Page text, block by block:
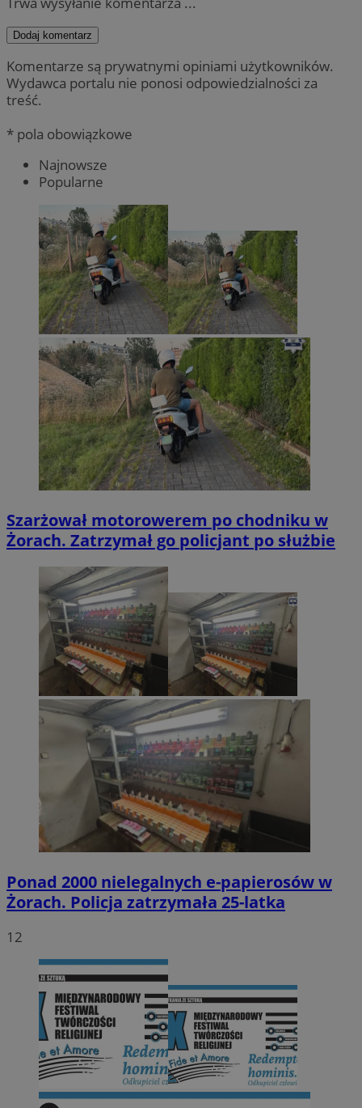
Dodaj komentarz
Komentarze są prywatnymi opiniami użytkowników.
Wydawca portalu nie ponosi odpowiedzialności za
treść.
* pola obowiązkowe
Najnowsze
Popularne
Szarżował motorowerem po chodniku w
Żorach. Zatrzymał go policjant po służbie
Ponad 2000 nielegalnych e-papierosów w
Żorach. Policja zatrzymała 25-latka
12